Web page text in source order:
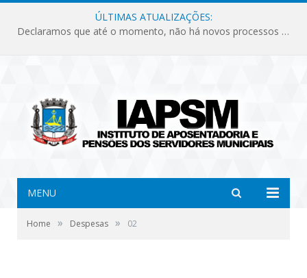
ÚLTIMAS ATUALIZAÇÕES:
Declaramos que até o momento, não há novos processos licitatórios para o Instituto de Previdência no ano de 2026.
MENU
Home » Despesas » 02